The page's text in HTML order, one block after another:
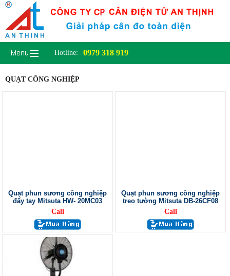
Hotline: 0979 318 919
QUẠT CÔNG NGHIỆP
Quạt phun sương công nghiệp
đẩy tay Mitsuta HW- 20MC03
Call
Quạt phun sương công nghiệp
treo tường Mitsuta DB-26CF08
Call